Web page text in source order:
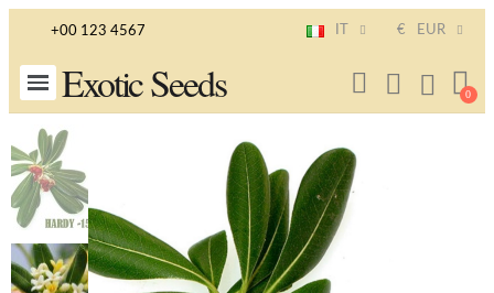
+00 123 4567 € EUR
Exotic Seeds